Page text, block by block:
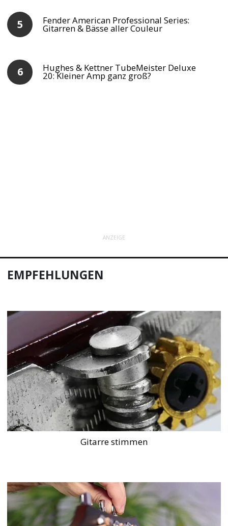
Fender American Professional Series:
Gitarren & Bässe aller Couleur
Hughes & Kettner TubeMeister Deluxe
20: Kleiner Amp ganz groß?
ANZEIGE
EMPFEHLUNGEN
Gitarre stimmen